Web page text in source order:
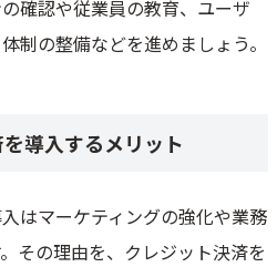
確認や従業員の教育、ユーザ
制の整備などを進めましょう。
導入するメリット
はマーケティングの強化や業務
その理由を、クレジット決済を